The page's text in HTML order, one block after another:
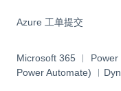
Azure 工单提交
Microsoft 365 ︱ Power
Power Automate)